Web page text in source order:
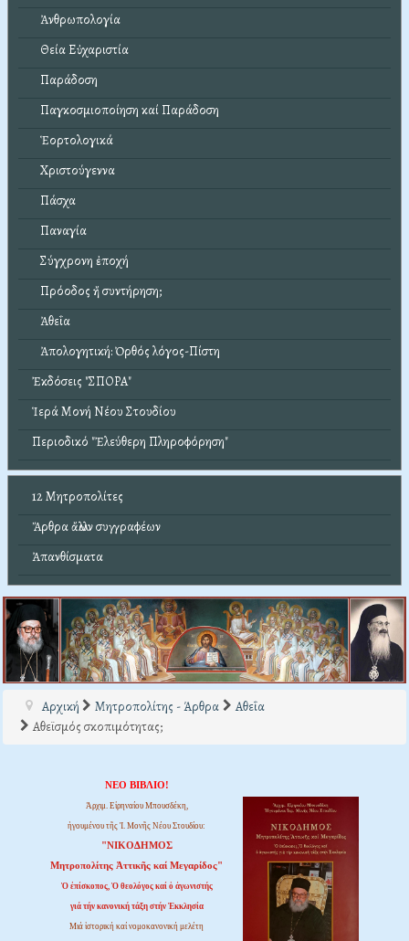
Ἀνθρωπολογία
Θεία Εὐχαριστία
Παράδοση
Παγκοσμιοποίηση καί Παράδοση
Ἑορτολογικά
Χριστούγεννα
Πάσχα
Παναγία
Σύγχρονη ἐποχή
Πρόοδος ἤ συντήρηση;
Ἀθεΐα
Ἀπολογητική: Ὀρθός λόγος-Πίστη
Ἐκδόσεις "ΣΠΟΡΑ"
Ἱερά Μονή Νέου Στουδίου
Περιοδικό "Ἐλεύθερη Πληροφόρηση"
12 Μητροπολίτες
Ἄρθρα ἄλλων συγγραφέων
Ἀπανθίσματα
Αρχική Μητροπολίτης - Άρθρα
Αθεΐα
Αθεϊσμός σκοπιμότητας;
ΝΕΟ ΒΙΒΛΙΟ!
Ἀρχιμ. Εἰρηναίου Μπουσδέκη,
ἡγουμένου τῆς Ἱ. Μονῆς Νέου Στουδίου:
"ΝΙΚΟΔΗΜΟΣ
Μητροπολίτης Ἀττικῆς καί Μεγαρίδος"
Ὁ ἐπίσκοπος, Ὁ θεολόγος καί ὁ ἀγωνιστής
γιά τήν κανονική τάξη στήν Ἐκκλησία
Μιά ἱστορική καί νομοκανονική μελέτη